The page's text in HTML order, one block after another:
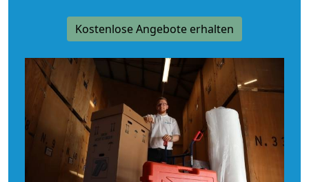
Kostenlose Angebote erhalten